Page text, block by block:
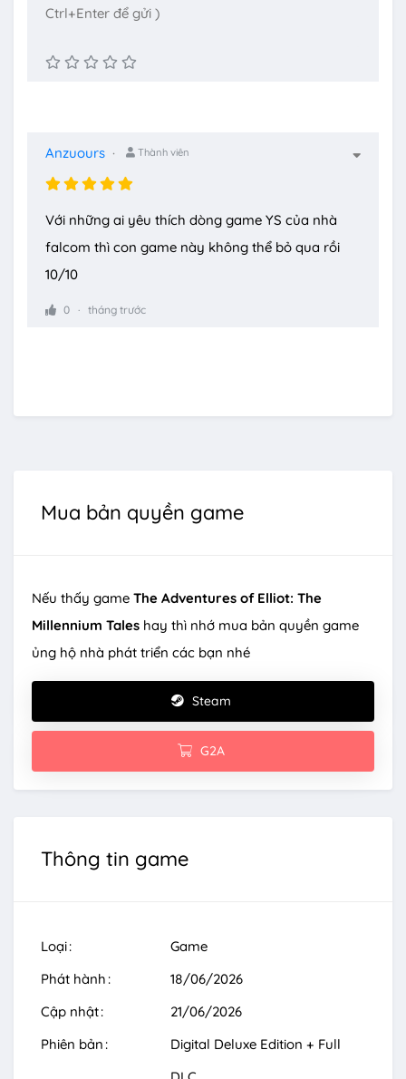
Anzuours Thành viên
Với những ai yêu thích dòng game YS của nhà
falcom thì con game này không thể bỏ qua rồi
10/10
0 tháng trước
Mua bản quyền game
Nếu thấy game The Adventures of Elliot: The
Millennium Tales hay thì nhớ mua bản quyền game
ủng hộ nhà phát triển các bạn nhé
Steam
G2A
Thông tin game
Loại
Game
Phát hành
18/06/2026
Cập nhật
21/06/2026
Phiên bản
Digital Deluxe Edition + Full